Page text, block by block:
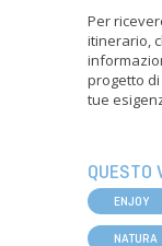
Per
itinerario,
progetto
tue
QUESTO
ENJOY
NATURA